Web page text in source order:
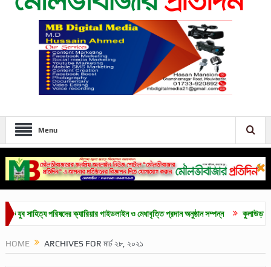
Menu
পরিষদের ক্যারিয়ার গাইডলাইন ও মেধাবৃত্তি প্রদান অনুষ্ঠান সম্পন্ন কুলাউড়ায় জুলাই
HOME ARCHIVES FOR মার্চ ২৮, ২০২১